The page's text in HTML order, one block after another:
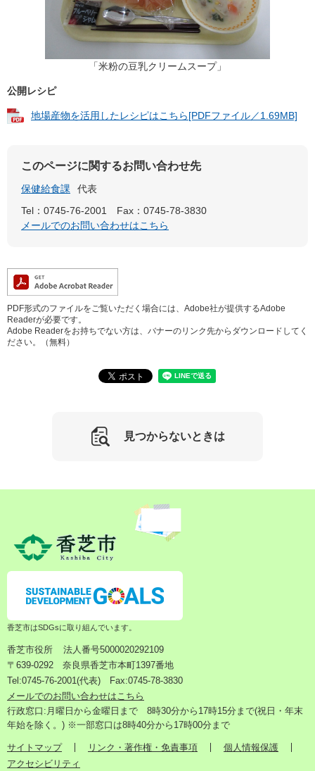
「米粉の豆乳クリームスープ」
公開レシピ
地場産物を活用したレシピはこちら[PDFファイル／1.69MB]
このページに関するお問い合わせ先
保健給食課
代表
Tel：0745-76-2001
Fax：0745-78-3830
メールでのお問い合わせはこちら
PDF形式のファイルをご覧いただく場合には、Adobe社が提供するAdobe
Readerが必要です。
Adobe Readerをお持ちでない方は、バナーのリンク先からダウンロードしてく
ださい。（無料）
見つからないときは
香芝市はSDGsに取り組んでいます。
香芝市役所
法人番号5000020292109
〒639-0292 奈良県香芝市本町1397番地
Tel:0745-76-2001(代表) Fax:0745-78-3830
メールでのお問い合わせはこちら
行政窓口:月曜日から金曜日まで 8時30分から17時15分まで(祝日・年末
年始を除く。) ※一部窓口は8時40分から17時00分まで
サイトマップ リンク・著作権・免責事項
個人情報保護
アクセシビリティ